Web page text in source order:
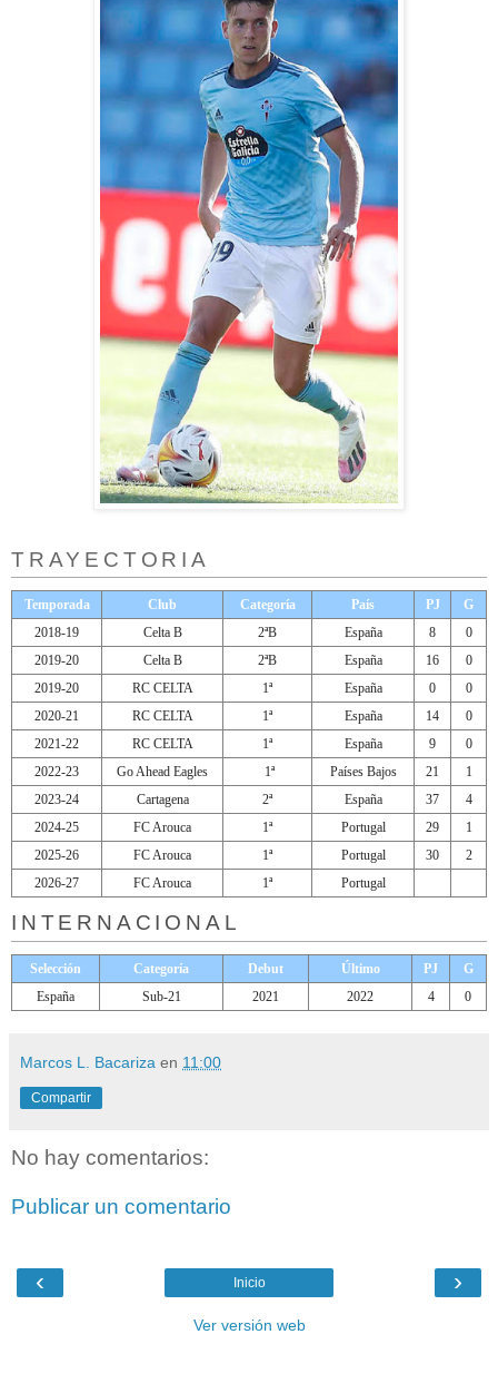
TRAYECTORIA
Temporada Club Categoría País PJ
G
2018-19
Celta B 2ªB España 8
0
2019-20
Celta B 2ªB España 16
0
2019-20
RC CELTA 1ª España 0
0
2020-21
RC CELTA 1ª España 14
0
2021-22
RC CELTA 1ª España 9
0
2022-23
Go Ahead Eagles 1ª Países Bajos 21
1
2023-24
Cartagena 2ª España 37
4
2024-25
FC Arouca 1ª Portugal 29
1
2025-26
FC Arouca 1ª Portugal 30
2
2026-27
FC Arouca 1ª Portugal
INTERNACIONAL
Selección Categoría Debut Último PJ
G
España
Sub-21 2021 2022 4 0
Marcos L. Bacariza en 11:00
Compartir
No hay comentarios:
Publicar un comentario
‹ ›
Inicio
Ver versión web